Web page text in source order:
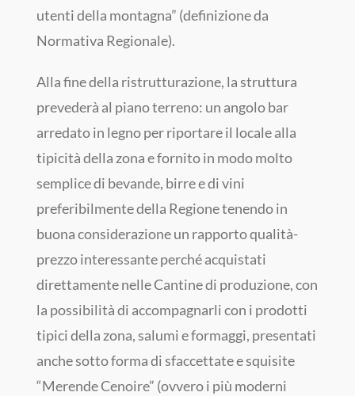
utenti della montagna” (definizione da
Normativa Regionale).
Alla fine della ristrutturazione, la struttura
prevederà al piano terreno: un angolo bar
arredato in legno per riportare il locale alla
tipicità della zona e fornito in modo molto
semplice di bevande, birre e di vini
preferibilmente della Regione tenendo in
buona considerazione un rapporto qualità-
prezzo interessante perché acquistati
direttamente nelle Cantine di produzione, con
la possibilità di accompagnarli con i prodotti
tipici della zona, salumi e formaggi, presentati
anche sotto forma di sfaccettate e squisite
“Merende Cenoire” (ovvero i più moderni